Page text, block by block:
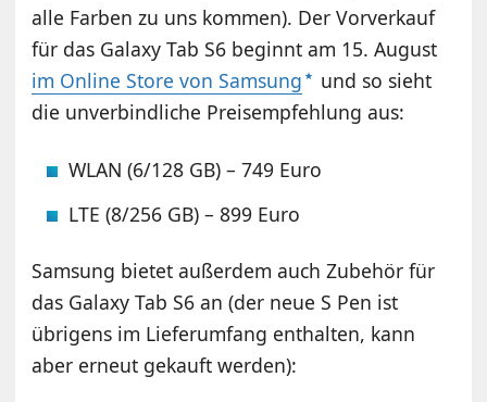
alle Farben zu uns kommen). Der Vorverkauf
für das Galaxy Tab S6 beginnt am 15. August
im Online Store von Samsung
und so sieht
die unverbindliche Preisempfehlung aus:
WLAN (6/128 GB) – 749 Euro
LTE (8/256 GB) – 899 Euro
Samsung bietet außerdem auch Zubehör für
das Galaxy Tab S6 an (der neue S Pen ist
übrigens im Lieferumfang enthalten, kann
aber erneut gekauft werden):